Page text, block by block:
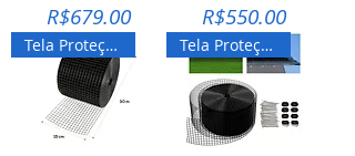
Price
R$679.00 Price
R$550.00
Tela Proteção Placa Solar Tela Proteção Placa Solar